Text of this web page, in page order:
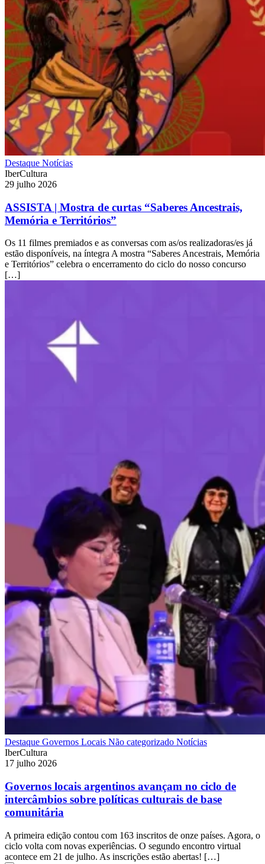
Destaque Notícias
IberCultura
29 julho 2026
ASSISTA | Mostra de curtas “Saberes Ancestrais,
Memória e Territórios”
Os 11 filmes premiados e as conversas com as/os realizadoras/es já
estão disponíveis, na íntegra A mostra “Saberes Ancestrais, Memória
e Territórios” celebra o encerramento do ciclo do nosso concurso
[…]
Destaque Governos Locais Não categorizado Notícias
IberCultura
17 julho 2026
Governos locais argentinos avançam no ciclo de
intercâmbios sobre políticas culturais de base
comunitária
A primeira edição contou com 163 inscritos de onze países. Agora, o
ciclo volta com novas experiências. O segundo encontro virtual
acontece em 21 de julho. As inscrições estão abertas! […]